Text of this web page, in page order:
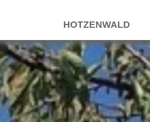
HOTZENWALD